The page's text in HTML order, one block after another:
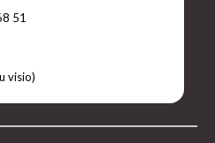
51
visio)